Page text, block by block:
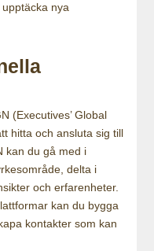
nya
(Executives’ Global
hitta och ansluta sig till
kan du gå med i
delta i
och erfarenheter.
kan du bygga
kontakter som kan